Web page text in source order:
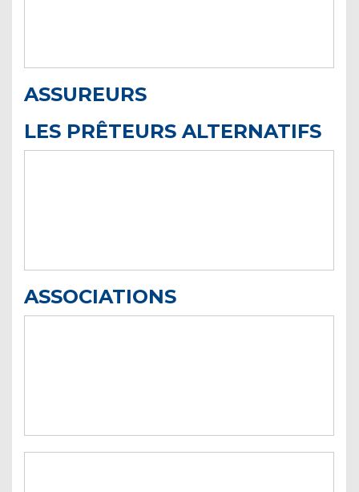
ASSUREURS
LES PRÊTEURS ALTERNATIFS
ASSOCIATIONS